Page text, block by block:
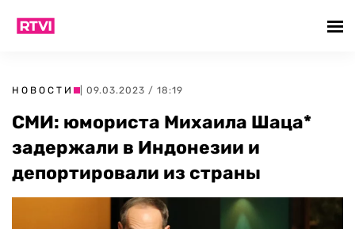
НОВОСТИ | 09.03.2023 / 18:19
СМИ: юмориста Михаила Шаца*
задержали в Индонезии и
депортировали из страны